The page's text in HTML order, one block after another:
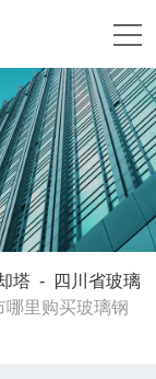
塔 -
四川省玻璃
哪里购买玻璃钢